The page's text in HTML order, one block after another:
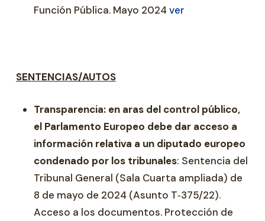
Función Pública. Mayo 2024 ver
SENTENCIAS/AUTOS
Transparencia: en aras del control público,
el Parlamento Europeo debe dar acceso a
información relativa a un diputado europeo
condenado por los tribunales: Sentencia del
Tribunal General (Sala Cuarta ampliada) de
8 de mayo de 2024 (Asunto T‑375/22).
Acceso a los documentos. Protección de